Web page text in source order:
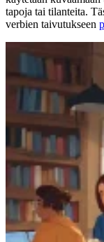
tapoja tai tilanteita.
verbien taivutukseen